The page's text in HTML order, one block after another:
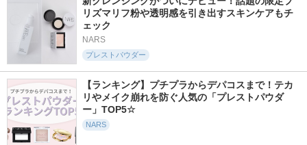
5.6
8640件
ディオールスキン
フォーエヴァー ス
ディオール
ング トーンアップ
ヴェール
NARS
リズマリフ粉や透明感を引き出すスキンケアもチ
ェック
NARS
プレストパウダー
【ランキング】プチプラからデパコスまで！テカ
リやメイク崩れを防ぐ人気の「プレストパウダ
ー」TOP5☆
NARS